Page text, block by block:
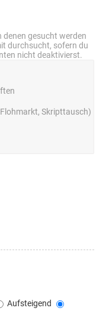
denen gesucht werden
durchsucht, sofern du
nicht deaktivierst.
Aufsteigend